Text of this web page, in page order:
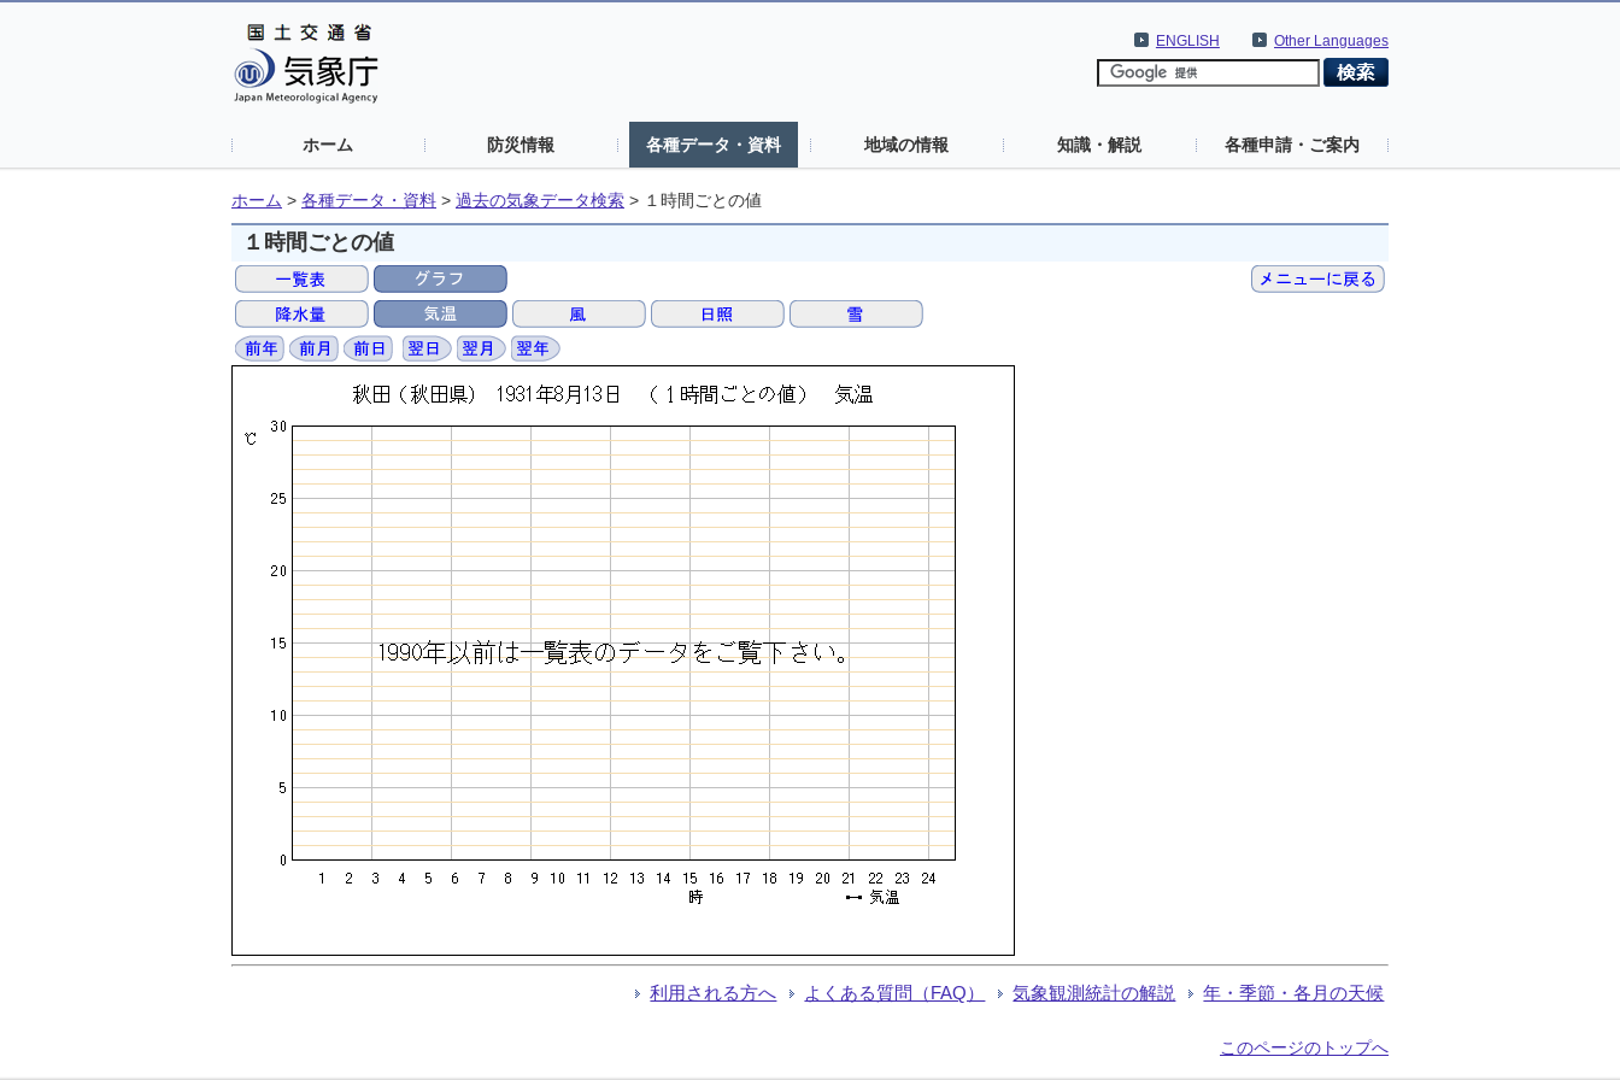
Other Languages
ENGLISH
ホーム 防災情報 各種データ・資料 地域の情報 知識・解説 各種申請・ご案内
ホーム > 各種データ・資料 > 過去の気象データ検索 > １時間ごとの値
１時間ごとの値
利用される方へ よくある質問（FAQ） 気象観測統計の解説 年・季節・各月の天候
このページのトップへ